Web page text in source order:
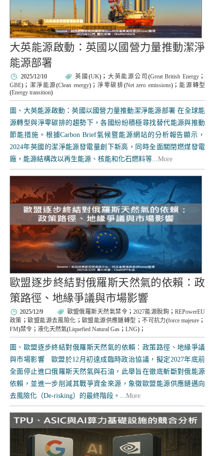
大英能源啟動：英國以國營力量推動潔淨
能源部署
2025/12/10 英國(UK)； 大英能源公司 (Great British Energy ；
GBE)； 潔淨能源(Clean energy)； 淨零碳排(Net zero emissions)； 能源轉型
(Energy transition)
圖、大英能源啟動：英國以國營力量推動潔淨能源部署 在全球能
源轉型與淨零碳排的趨勢下，各國紛紛積極尋找替代能源與推動
節能措施。根據Carbon Brief氣候暨能源網站的分析報告顯示，
2024年英國的潔淨能源發電量創下新高，同時全面關閉燃煤發電
廠，能源結構改以再生能源、核能和化石燃料等...More
歐盟逐步終結對俄羅斯天然氣的依賴：政
策路徑、地緣爭議與市場影響
2025/12/9 歐盟俄羅斯天然氣禁令 ；2027能源脫鉤 ；REPowerEU
政策 ； 歐盟能源去風險化 ； 歐盟能源供應鏈轉型 ； 不可抗力(force majeure ；
FM)禁令 ； 液化天然氣(Liquefied Natural Gas ； LNG)；
圖、歐盟逐步終結對俄羅斯天然氣的依賴：政策路徑、地緣爭議
與市場影響 歐盟於12月初達成臨時政治協議，擬定2027年底前
全面停止進口俄羅斯天然氣與石油，此舉旨在徹底斬斷對俄能源
依賴，並進一步削減其戰爭資金來源，象徵歐盟能源供應鏈邁向
去風險化（De-risking）的最終階段。...More